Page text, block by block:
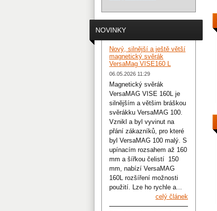
NOVINKY
Nový, silnější a ještě větší
magnetický svěrák
VersaMag VISE160 L
06.05.2026 11:29
Magnetický svěrák
VersaMAG VISE 160L je
silnějším a většim bráškou
svěrákku VersaMAG 100.
Vznikl a byl vyvinut na
přání zákazníků, pro které
byl VersaMAG 100 malý. S
upínacím rozsahem až 160
mm a šířkou čelistí 150
mm, nabízí VersaMAG
160L rozšíření možnosti
použití. Lze ho rychle a...
celý článek